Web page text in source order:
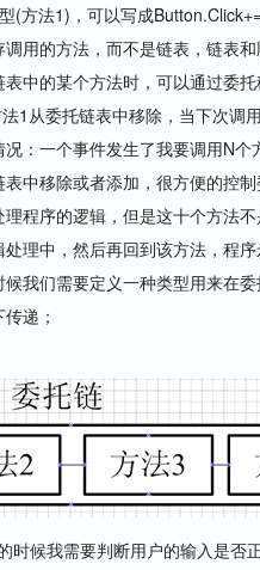
(方法1)，可以写成
用的方法，而不是链表，链表
中的某个方法时，可以通过委
1从委托链表中移除，当下次调
：一个事件发生了我要调用N
中移除或者添加，很方便的控
程序的逻辑，但是这十个方法
理中，然后再回到该方法，程序
我们需要定义一种类型用来在
递；
时候我需要判断用户的输入是否